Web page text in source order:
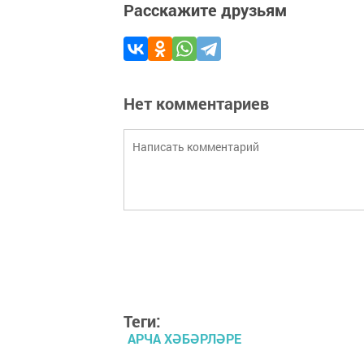
Расскажите друзьям
Нет комментариев
Теги:
АРЧА ХӘБӘРЛӘРЕ